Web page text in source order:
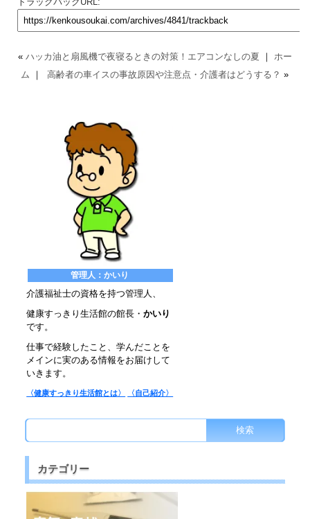
« ハッカ油と扇風機で夜寝るときの対策！エアコンなしの夏 ｜ ホー
ム ｜高齢者の車イスの事故原因や注意点・介護者はどうする？ »
管理人：かいり
介護福祉士の資格を持つ管理人、
健康すっきり生活館の館長・かいり
です。
仕事で経験したこと、学んだことを
メインに実のある情報をお届けして
いきます。
〈健康すっきり生活館とは〉 〈自己紹介〉
カテゴリー